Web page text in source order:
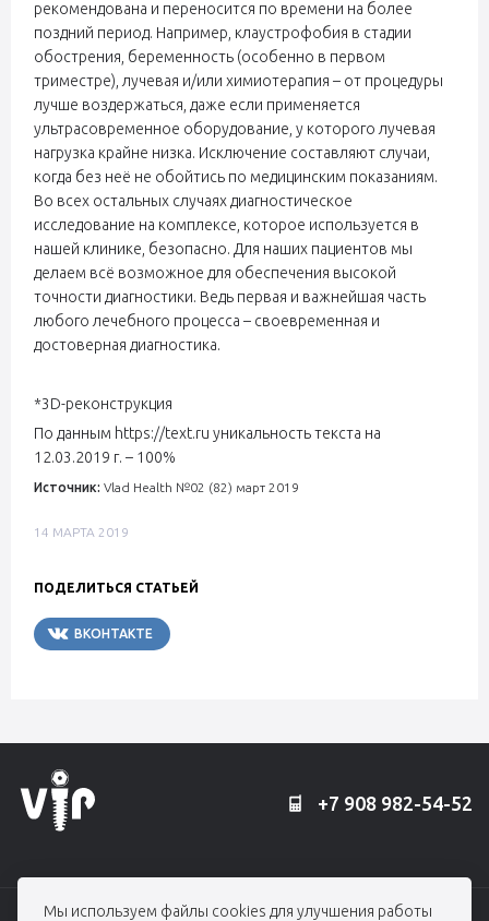
Мы используем файлы cookies для улучшения работы
рекомендована и переносится по времени на более
поздний период. Например, клаустрофобия в стадии
обострения, беременность (особенно в первом
триместре), лучевая и/или химиотерапия – от процедуры
лучше воздержаться, даже если применяется
ультрасовременное оборудование, у которого лучевая
нагрузка крайне низка. Исключение составляют случаи,
когда без неё не обойтись по медицинским показаниям.
Во всех остальных случаях диагностическое
исследование на комплексе, которое используется в
нашей клинике, безопасно. Для наших пациентов мы
делаем всё возможное для обеспечения высокой
точности диагностики. Ведь первая и важнейшая часть
любого лечебного процесса – своевременная и
достоверная диагностика.
*3D-реконструкция
По данным https://text.ru уникальность текста на
12.03.2019 г. – 100%
Источник:Vlad Health №02 (82) март 2019
14 МАРТА 2019
ПОДЕЛИТЬСЯ СТАТЬЕЙ
ВКОНТАКТЕ
+7 908 982-54-52